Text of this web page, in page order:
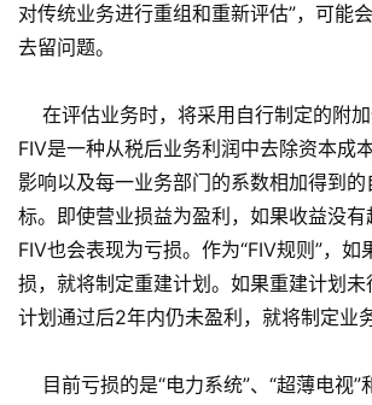
对传统业务进行重组和重新评估”，可能
去留问题。
在评估业务时，将采用自行制定的附加
FIV是一种从税后业务利润中去除资本成
影响以及每一业务部门的系数相加得到
标。即使营业损益为盈利，如果收益没有
FIV也会表现为亏损。作为“FIV规则”，如
损，就将制定重建计划。如果重建计划
计划通过后2年内仍未盈利，就将制定业
目前亏损的是“电力系统”、“超薄电视”